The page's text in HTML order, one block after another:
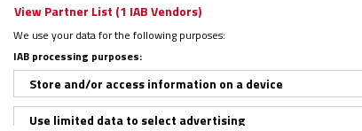
OFERTA: Esta Navidad,
PODCAST: La luz que alumbra
Regístrate en el boletín
View Partner List (1 IAB Vendors)
We use your data for the following purposes:
IAB processing purposes:
Store and/or access information on a device
Use limited data to select advertising